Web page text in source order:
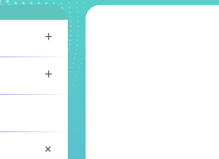
+
+
+